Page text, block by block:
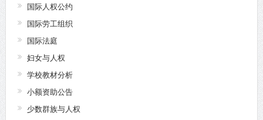
国际人权公约
国际劳工组织
国际法庭
妇女与人权
学校教材分析
小额资助公告
少数群族与人权